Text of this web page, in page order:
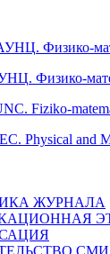
Физико-
Fiziko-
Physical and
ЖУРНАЛА
СМИ